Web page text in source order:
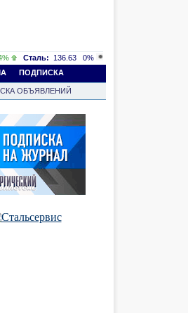
Сталь: 136.63
0%
ПОДПИСКА
ОБЪЯВЛЕНИЙ